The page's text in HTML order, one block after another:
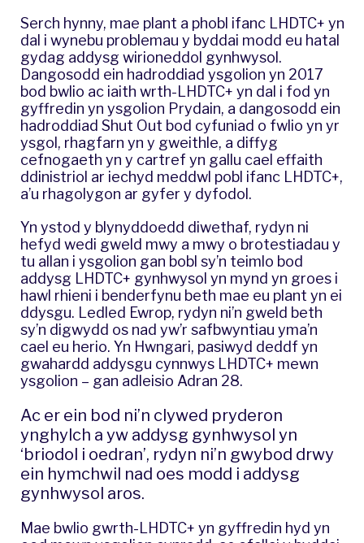
Serch hynny, mae plant a phobl ifanc LHDTC+ yn
dal i wynebu problemau y byddai modd eu hatal
gydag addysg wirioneddol gynhwysol.
Dangosodd ein hadroddiad ysgolion yn 2017
bod bwlio ac iaith wrth-LHDTC+ yn dal i fod yn
gyffredin yn ysgolion Prydain, a dangosodd ein
hadroddiad Shut Out bod cyfuniad o fwlio yn yr
ysgol, rhagfarn yn y gweithle, a diffyg
cefnogaeth yn y cartref yn gallu cael effaith
ddinistriol ar iechyd meddwl pobl ifanc LHDTC+,
a’u rhagolygon ar gyfer y dyfodol.
Yn ystod y blynyddoedd diwethaf, rydyn ni
hefyd wedi gweld mwy a mwy o brotestiadau y
tu allan i ysgolion gan bobl sy’n teimlo bod
addysg LHDTC+ gynhwysol yn mynd yn groes i
hawl rhieni i benderfynu beth mae eu plant yn ei
ddysgu. Ledled Ewrop, rydyn ni’n gweld beth
sy’n digwydd os nad yw’r safbwyntiau yma’n
cael eu herio. Yn Hwngari, pasiwyd deddf yn
gwahardd addysgu cynnwys LHDTC+ mewn
ysgolion – gan adleisio Adran 28.
Ac er ein bod ni’n clywed pryderon
ynghylch a yw addysg gynhwysol yn
‘briodol i oedran’, rydyn ni’n gwybod drwy
ein hymchwil nad oes modd i addysg
gynhwysol aros.
Mae bwlio gwrth-LHDTC+ yn gyffredin hyd yn